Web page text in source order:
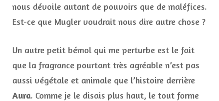
nous dévoile autant de pouvoirs que de maléfices.
Est-ce que Mugler voudrait nous dire autre chose ?
Un autre petit bémol qui me perturbe est le fait
que la fragrance pourtant très agréable n’est pas
aussi végétale et animale que l’histoire derrière
Aura. Comme je le disais plus haut, le tout forme